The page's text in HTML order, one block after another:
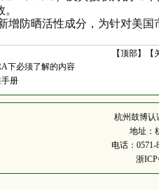
增防晒活性成分，为针对美国
【顶部】【
下必须了解的内容
册
杭州鼓博认
地址：
电话：0571-
浙ICP